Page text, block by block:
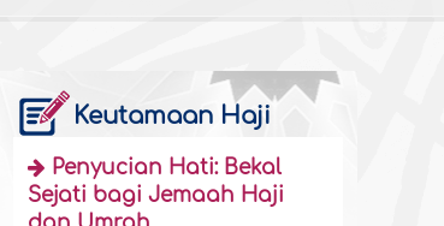
Keutamaan Haji
Penyucian Hati: Bekal
Sejati bagi Jemaah Haji